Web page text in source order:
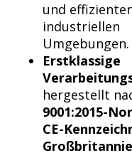
und
industriellen
Umgebungen.
Erstklassige
hergestellt
9001:2015-
CE-